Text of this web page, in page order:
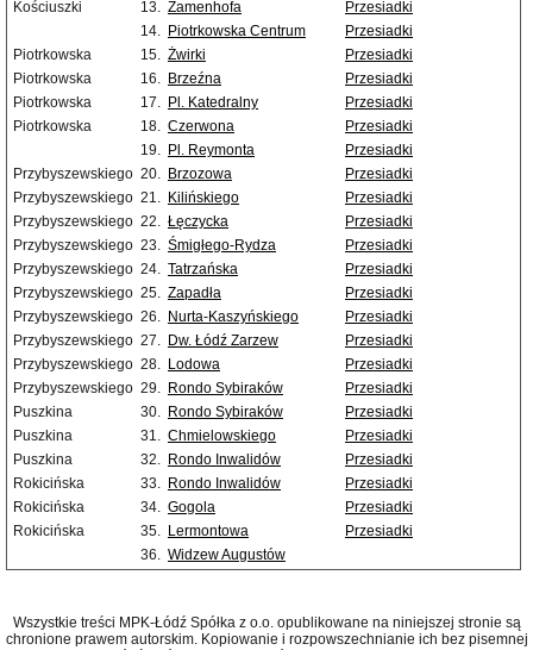
Kościuszki
13. Zamenhofa
Przesiadki
14. Piotrkowska Centrum
Przesiadki
Piotrkowska
15. Żwirki
Przesiadki
Piotrkowska
16. Brzeźna
Przesiadki
Piotrkowska
17. Pl. Katedralny
Przesiadki
Piotrkowska
18. Czerwona
Przesiadki
19. Pl. Reymonta
Przesiadki
Przybyszewskiego 20. Brzozowa
Przesiadki
Przybyszewskiego 21. Kilińskiego
Przesiadki
Przybyszewskiego 22. Łęczycka
Przesiadki
Przybyszewskiego 23. Śmigłego-Rydza
Przesiadki
Przybyszewskiego 24. Tatrzańska
Przesiadki
Przybyszewskiego 25. Zapadła
Przesiadki
Przybyszewskiego 26. Nurta-Kaszyńskiego
Przesiadki
Przybyszewskiego 27. Dw. Łódź Zarzew
Przesiadki
Przybyszewskiego 28. Lodowa
Przesiadki
Przybyszewskiego 29. Rondo Sybiraków
Przesiadki
Puszkina
30. Rondo Sybiraków
Przesiadki
Puszkina
31. Chmielowskiego
Przesiadki
Puszkina
32. Rondo Inwalidów
Przesiadki
Rokicińska
33. Rondo Inwalidów
Przesiadki
Rokicińska
34. Gogola
Przesiadki
Rokicińska
35. Lermontowa
Przesiadki
36. Widzew Augustów
Wszystkie treści MPK-Łódź Spółka z o.o. opublikowane na niniejszej stronie są
chronione prawem autorskim. Kopiowanie i rozpowszechnianie ich bez pisemnej